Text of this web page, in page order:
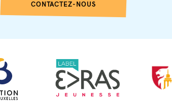
CONTACTEZ-NOUS